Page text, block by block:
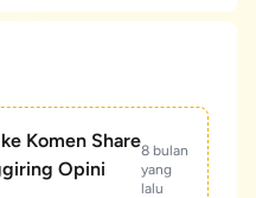
Komen Share
Opini
8 bulan
yang
lalu